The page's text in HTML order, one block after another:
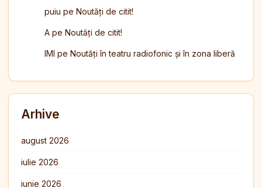
puiu pe Noutăți de citit!
A pe Noutăți de citit!
IMI pe Noutăți în teatru radiofonic și în zona liberă
Arhive
august 2026
iulie 2026
iunie 2026